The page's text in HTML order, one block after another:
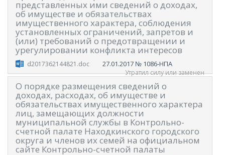
представленных ими сведений о доходах,
об имуществе и обязательствах
имущественного характера, соблюдения
установленных ограничений, запретов и
(или) требований о предотвращении и
урегулировании конфликта интересов
d2017362144821.doc 27.01.2017 № 1086-НПА
Утратил силу или заменен
О порядке размещения сведений о
доходах, расходах, об имуществе и
обязательствах имущественного характера
лиц, замещающих должности
муниципальной службы в Контрольно-
счетной палате Находкинского городского
округа и членов их семей на официальном
сайте Контрольно-счетной палаты